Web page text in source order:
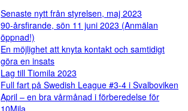
Senaste nytt från styrelsen, maj 2023
90-årsfirande, sön 11 juni 2023 (Anmälan
öppnad!)
En möjlighet att knyta kontakt och samtidigt
göra en insats
Lag till Tiomila 2023
Full fart på Swedish League #3-4 i Svalboviken
April – en bra vårmånad i förberedelse för
10Mila